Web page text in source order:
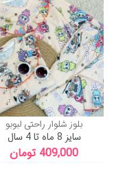
هودی شلوار بسیار باکیفیتI DONT CARE